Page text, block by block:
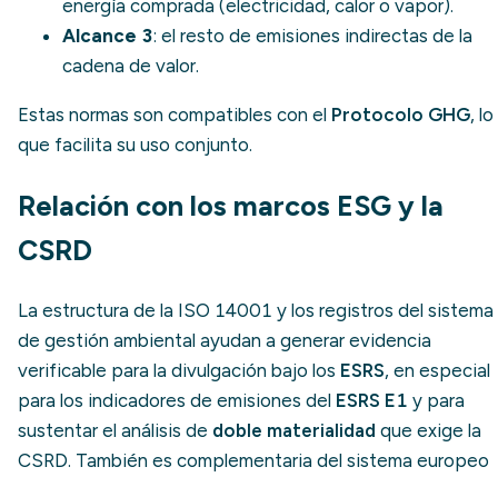
energía comprada (electricidad, calor o vapor).
Alcance 3: el resto de emisiones indirectas de la
cadena de valor.
Estas normas son compatibles con el Protocolo GHG, lo
que facilita su uso conjunto.
Relación con los marcos ESG y la
CSRD
La estructura de la ISO 14001 y los registros del sistema
de gestión ambiental ayudan a generar evidencia
verificable para la divulgación bajo los ESRS, en especial
para los indicadores de emisiones del ESRS E1 y para
sustentar el análisis de doble materialidad que exige la
CSRD. También es complementaria del sistema europeo